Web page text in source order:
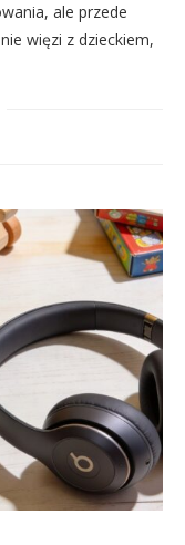
ale przede
więzi z dzieckiem,